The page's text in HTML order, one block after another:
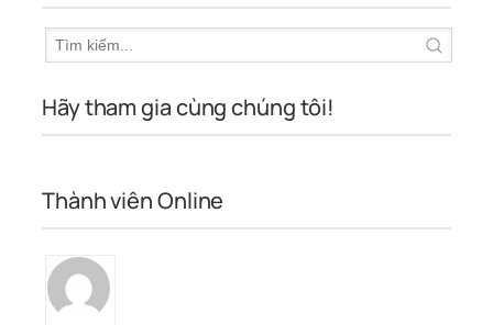
Hãy tham gia cùng chúng tôi!
Thành viên Online